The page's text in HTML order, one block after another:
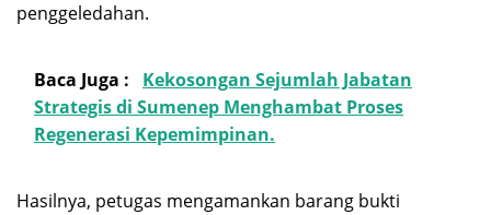
penggeledahan.
Baca Juga :
Kekosongan Sejumlah Jabatan
Strategis di Sumenep Menghambat Proses
Regenerasi Kepemimpinan.
Hasilnya, petugas mengamankan barang bukti